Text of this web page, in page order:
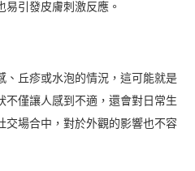
引發皮膚刺激反應。
、丘疹或水泡的情況，這可能就是
不僅讓人感到不適，還會對日常生
交場合中，對於外觀的影響也不容